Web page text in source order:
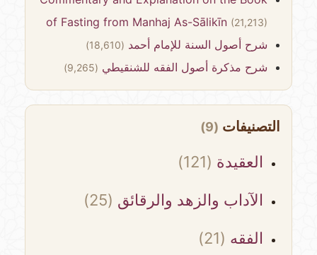
of Fasting from Manhaj As-Sālikīn(21,213)
شرح أصول السنة للإمام أحمد(18,610)
شرح مذكرة أصول الفقه للشنقيطي (9,265)
التصنيفات(9)
العقيدة(121)
الآداب والزهد والرقائق(25)
الفقه(21)